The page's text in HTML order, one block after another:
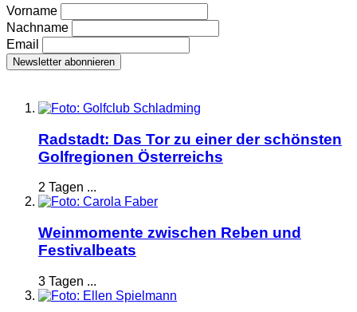
Vorname
Nachname
Email
Radstadt: Das Tor zu einer der schönsten
Golfregionen Österreichs
2 Tagen ...
Weinmomente zwischen Reben und
Festivalbeats
3 Tagen ...